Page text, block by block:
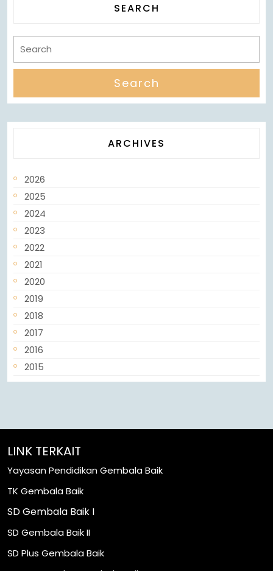
SEARCH
ARCHIVES
2026
2025
2024
2023
2022
2021
2020
2019
2018
2017
2016
2015
LINK TERKAIT
Yayasan Pendidikan Gembala Baik
TK Gembala Baik
SD Gembala Baik I
SD Gembala Baik II
SD Plus Gembala Baik